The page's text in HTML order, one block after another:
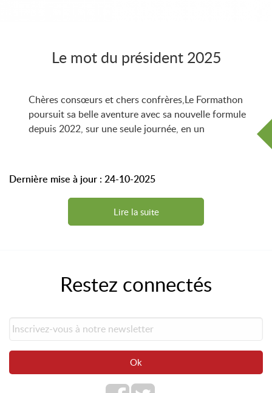
Le mot du président 2025
Chères consœurs et chers confrères,Le Formathon
poursuit sa belle aventure avec sa nouvelle formule
depuis 2022, sur une seule journée, en un
Dernière mise à jour : 24-10-2025
Lire la suite
Restez connectés